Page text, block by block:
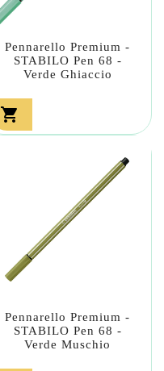
Pennarello Premium -
STABILO Pen 68 -
Verde Ghiaccio

Pennarello Premium -
STABILO Pen 68 -
Verde Muschio